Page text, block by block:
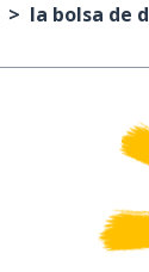
la bolsa de